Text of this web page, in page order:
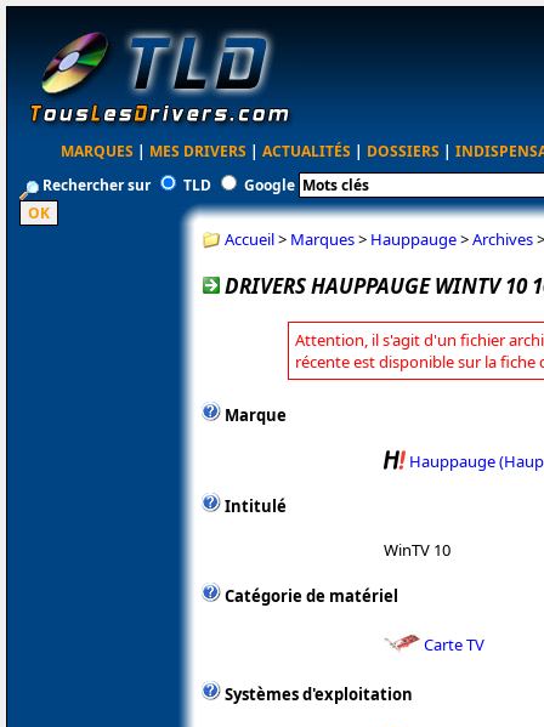
MARQUES | MES DRIVERS | ACTUALITÉS | DOSSIERS |
Rechercher sur
TLD Google
Accueil> Marques> Hauppauge>Archives
DRIVERS HAUPPAUGE WINTV 10
Attention, il s'agit d'un fichier
récente est disponible sur la fiche
Marque
Hauppauge
Intitulé
WinTV 10
Catégorie de matériel
Carte TV
Systèmes d'exploitation